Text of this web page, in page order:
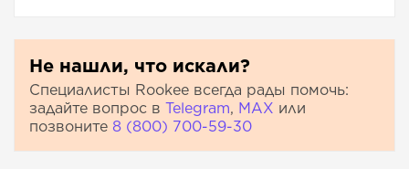
Не нашли, что искали?
Специалисты Rookee всегда рады помочь:
задайте вопрос в Telegram, МАХ или
позвоните 8 (800) 700-59-30